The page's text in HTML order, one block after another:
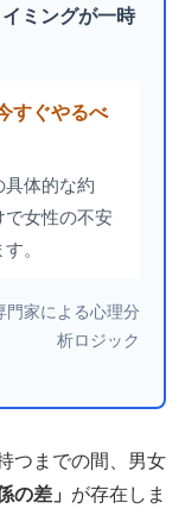
ミングが一時
すぐやるべ
体的な約
女性の不安
。
家による心理分
析ロジック
つまでの間、男女
の差」 が存在しま